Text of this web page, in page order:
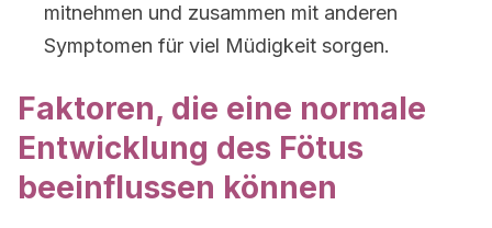
mitnehmen und zusammen mit anderen
Symptomen für viel Müdigkeit sorgen.
Faktoren, die eine normale
Entwicklung des Fötus
beeinflussen können